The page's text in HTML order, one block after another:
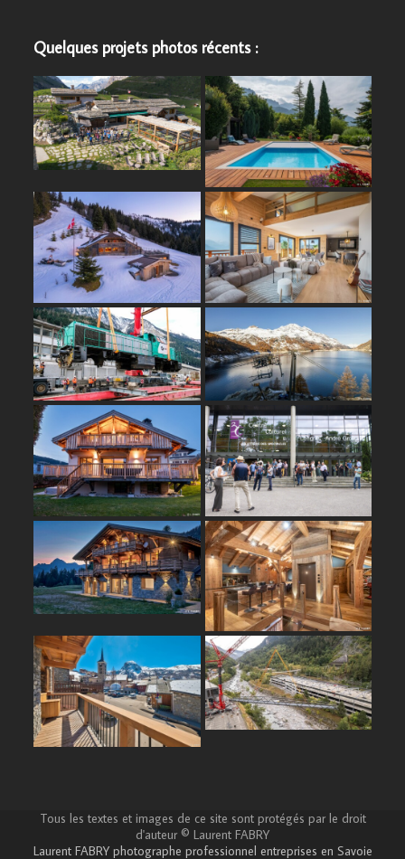
Quelques projets photos récents :
Tous les textes et images de ce site sont protégés par le droit
d'auteur © Laurent FABRY
Laurent FABRY photographe professionnel entreprises en Savoie